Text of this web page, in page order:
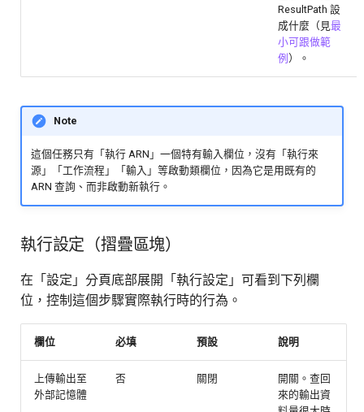
ResultPath 設
成什麼（見最
小可跟做範
例 ）。
Note
這個任務只有「執行 ARN」一個特有輸入欄位，沒有「執行來
源」「工作流程」「輸入」等啟動類欄位，因為它是用既有的
ARN 查詢、而非啟動新執行。
執行設定（摺疊區塊）
在「設定」分頁底部展開「執行設定」可看到下列欄
位，控制這個步驟實際執行時的行為。
欄位 必填 預設 說明
上傳輸出至
外部記憶體
否 關閉
開關。查回
來的輸出資